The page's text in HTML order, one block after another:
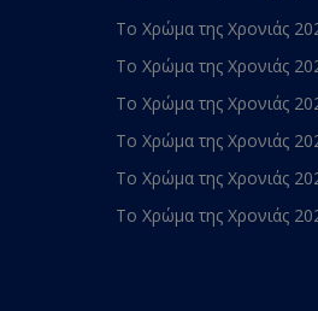
Το Χρώμα της Χρονιάς
Το Χρώμα της Χρονιάς
Το Χρώμα της Χρονιάς
Το Χρώμα της Χρονιάς
Το Χρώμα της Χρονιάς
Το Χρώμα της Χρονιάς